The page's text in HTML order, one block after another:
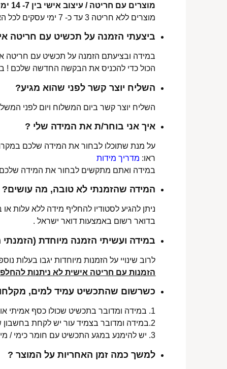
מוצרים עם חריטה / עיצוב אישי בין 7- 14 ימי עסקים לכל הארץ.
מוצרים ללא חריטה 3 עד כ- 7 ימי עסקים לכל הארץ.
ביצעתי הזמנה על תכשיט עם חריטה
במידה ובציעתם הזמנה על תכשיט עם חריטה
הכול כדי להכניס את הבקשה החדשה שלכם !
השליח יוצר קשר לפני שהוא מגיע?
השליח יוצר קשר ביום המשלוח ויום לפני
איך אני בוחר/ת את המידה שלי ?
על מנת שתוכלו לבחור את המידה שלכם
ראו: מדריך מידות
במידה ואתם מתקשים לבחור את המידה שלכם
המידה שהזמנתי לא טובה, מה עושים?
ניתן להגיע לסטודיו להחליף מידה ללא עלות
בדואר רשום באמצעות דואר ישראל .
במידה ועשיתי הזמנה מיוחדת
לרוב שינויי על הזמנות מיוחדות יגבו בעלות נוספת, בין 30-70 ₪.
הזמנות עם חריטה אישית לא ניתנות
כשרשום שהתכשיט עמיד למים,
1. במידה ומדובר בתכשיט שכולו כסף אמיתי או סטיינלס סטיל ללא ציפוי, התכשיט עמיד למים לטווח ארוך ביותר מעל שנה !
2.במידה ומדובר בצמיד עור יש לקחת בחשבון שהעמידות למים היא עבור זמן סביר של שימוש בתכשיט (בין חצי שנה לשנה) וציפוי בסופו של דבר עלול לרדת .
3. יש להימנע במגע התכשיט עם חומר כימי / מי גופרית !.
למשך כמה זמן האחריות על המוצר ?